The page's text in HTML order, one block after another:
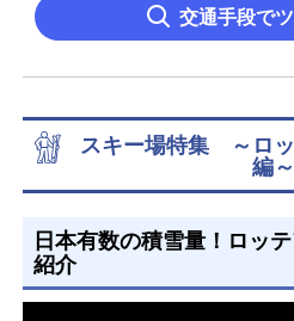
交通手段で
スキー場特集 ～ロ
編～
日本有数の積雪量！ロッ
紹介